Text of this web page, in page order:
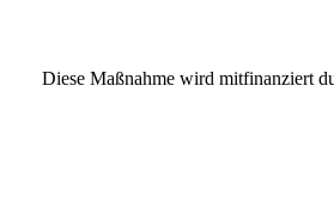
Diese Maßnahme wird mitfinanziert